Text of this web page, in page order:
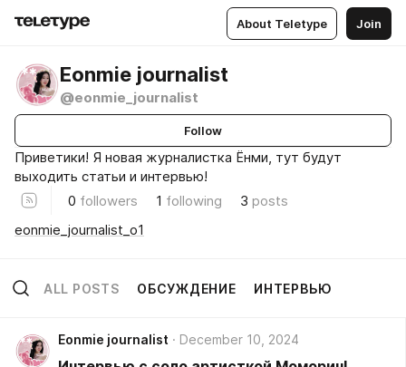
About Teletype Join
Eonmie journalist
@eonmie_journalist
Follow
Приветики! Я новая журналистка Ёнми, тут будут
выходить статьи и интервью!
0 followers 1 following 3 posts
eonmie_journalist_o1
ALL POSTS ОБСУЖДЕНИЕ ИНТЕРВЬЮ
Eonmie journalist December 10, 2024